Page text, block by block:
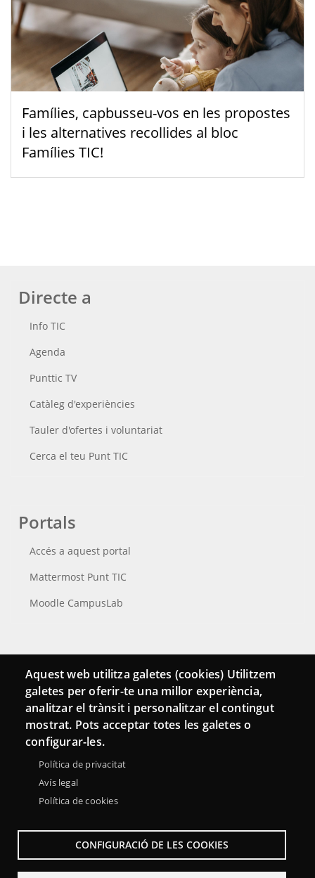
Famílies, capbusseu-vos en les propostes
i les alternatives recollides al bloc
Famílies TIC!
Directe a
Info TIC
Agenda
Punttic TV
Catàleg d'experiències
Tauler d'ofertes i voluntariat
Cerca el teu Punt TIC
Portals
Accés a aquest portal
Mattermost Punt TIC
Moodle CampusLab
Connecta
Bustia de contacte
Butlletins
Aquest web utilitza galetes (cookies) Utilitzem
galetes per oferir-te una millor experiència,
analitzar el trànsit i personalitzar el contingut
mostrat. Pots acceptar totes les galetes o
configurar-les.
Política de privacitat
Avís legal
Política de cookies
CONFIGURACIÓ DE LES COOKIES